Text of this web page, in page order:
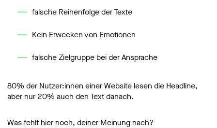
falsche Reihenfolge der Texte
Kein Erwecken von Emotionen
falsche Zielgruppe bei der Ansprache
80% der Nutzer:innen einer Website lesen die Headline,
aber nur 20% auch den Text danach.
Was fehlt hier noch, deiner Meinung nach?